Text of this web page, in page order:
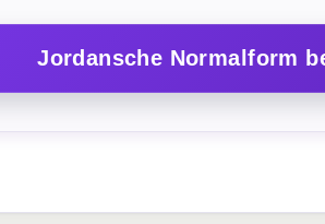
Jordansche Normalform